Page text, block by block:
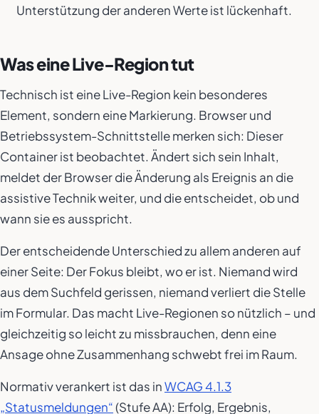
Unterstützung der anderen Werte ist lückenhaft.
Was eine Live-Region tut
Technisch ist eine Live-Region kein besonderes
Element, sondern eine Markierung. Browser und
Betriebssystem-Schnittstelle merken sich: Dieser
Container ist beobachtet. Ändert sich sein Inhalt,
meldet der Browser die Änderung als Ereignis an die
assistive Technik weiter, und die entscheidet, ob und
wann sie es ausspricht.
Der entscheidende Unterschied zu allem anderen auf
einer Seite: Der Fokus bleibt, wo er ist. Niemand wird
aus dem Suchfeld gerissen, niemand verliert die Stelle
im Formular. Das macht Live-Regionen so nützlich – und
gleichzeitig so leicht zu missbrauchen, denn eine
Ansage ohne Zusammenhang schwebt frei im Raum.
Normativ verankert ist das inWCAG 4.1.3
„Statusmeldungen“(Stufe AA): Erfolg, Ergebnis,